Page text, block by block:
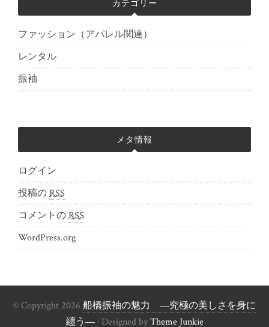
カテゴリー
ファッション（アパレル関連）
レンタル
振袖
メタ情報
ログイン
投稿のRSS
コメントのRSS
WordPress.org
© Copyright 2026 船橋振袖の魅力 ―究極の美しさを身に
纏う―· Designed byTheme Junkie